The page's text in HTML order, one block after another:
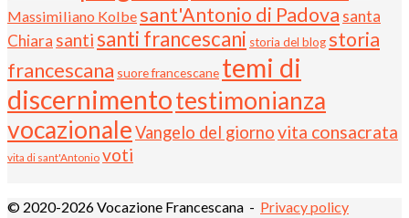
Massimiliano Kolbe sant'Antonio di Padova santa
Chiara santisanti francescani storia del blog storia
francescana suore francescane temi di
discernimentotestimonianza
vocazionaleVangelo del giornovita consacrata
vita di sant'Antonio voti
© 2020-2026 Vocazione Francescana - Privacy policy